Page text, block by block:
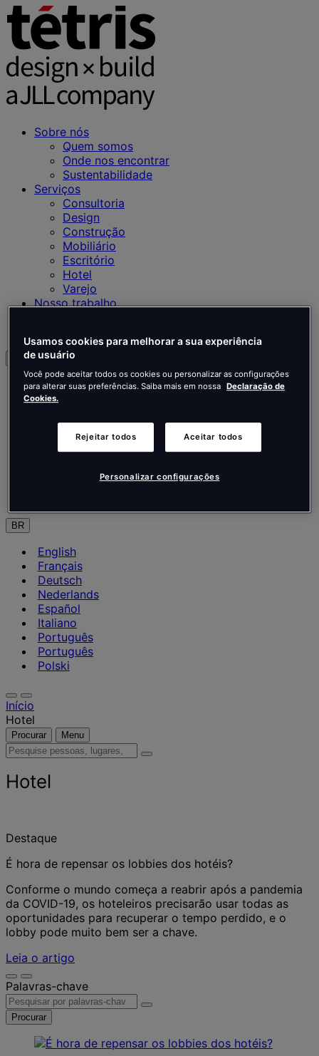
Sobre nós
Quem somos
Onde nos encontrar
Sustentabilidade
Serviços
Consultoria
Design
Construção
Mobiliário
Escritório
Hotel
Varejo
Nosso trabalho
Português
English
Français
Nederlands
Español
Italiano
BR
English
Français
Deutsch
Nederlands
Español
Italiano
Português
Português
Polski
Início
Hotel
Procurar Menu
Pesquise
lugares,
notícias
Hotel
Destaque
É hora de repensar os lobbies dos hotéis?
Conforme o mundo começa a reabrir após a pandemia
da COVID-19, os hoteleiros precisarão usar todas as
oportunidades para recuperar o tempo perdido, e o
lobby pode muito bem ser a chave.
Leia o artigo
Palavras-chave
Procurar
Usamos cookies para melhorar a sua experiência
de usuário
Você pode aceitar todos os cookies ou personalizar as configurações
para alterar suas preferências. Saiba mais em nossa Declaração de
Cookies.
Rejeitar todos Aceitar todos
Personalizar configurações